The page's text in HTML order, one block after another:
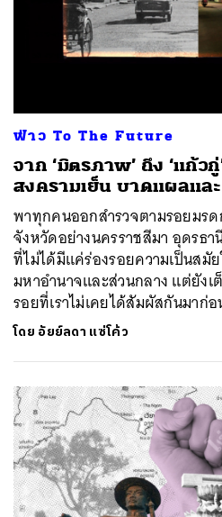
ฟ่าว To The Future
จาก ‘มิตรภาพ’ ถึง ‘แก้ว
สงครามเย็น บาดแผลแล
พาทุกคนออกสำรวจตามรอยมร
จังหวัดอย่างนครราชสีมา อุดรธ
ที่ไม่ได้มีแค่ร่องรอยความเป็นสมั
มหาอำนาจและส่วนกลาง แต่ยัง
รอยที่เราไม่เคยได้สัมผัสกันมาก่
โดย อัยย์ลดา แซ่โค้ว